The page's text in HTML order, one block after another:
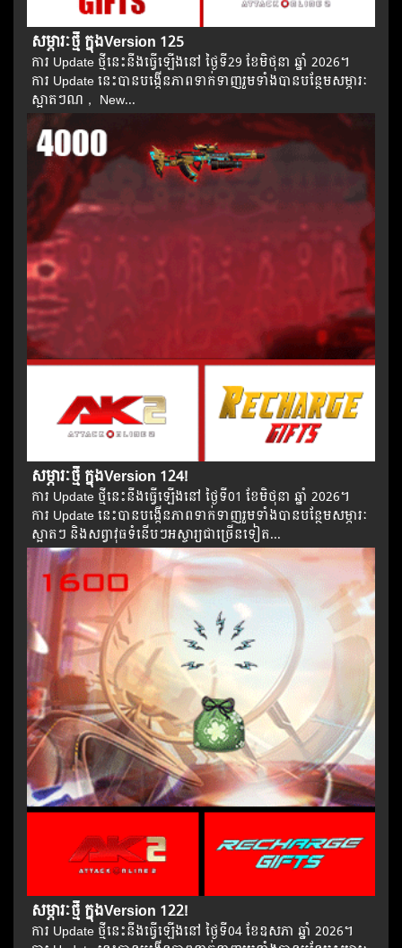
សម្ភារៈថ្មី ក្នុងVersion 125
ការ Update ថ្មីនេះនឹងធ្វើឡើងនៅ​ ថ្ងៃទី29 ខែមិថុនា ឆ្នាំ 2026។​​
ការ Update នេះបានបង្កើនភាពទាក់ទាញរួមទាំងបានបន្ថែមសម្ភារៈ
ស្អាតៗ​ណ， New...
សម្ភារៈថ្មី ក្នុងVersion 124!
ការ Update ថ្មីនេះនឹងធ្វើឡើងនៅ​ ថ្ងៃទី01 ខែមិថុនា ឆ្នាំ 2026។​​
ការ Update នេះបានបង្កើនភាពទាក់ទាញរួមទាំងបានបន្ថែមសម្ភារៈ
ស្អាតៗ និងសព្វាវុធទំនើបៗអស្ចារ្យជាច្រើនទៀត...
សម្ភារៈថ្មី ក្នុងVersion 122!
ការ Update ថ្មីនេះនឹងធ្វើឡើងនៅ​ ថ្ងៃទី04 ខែឧសភា ឆ្នាំ 2026។​​